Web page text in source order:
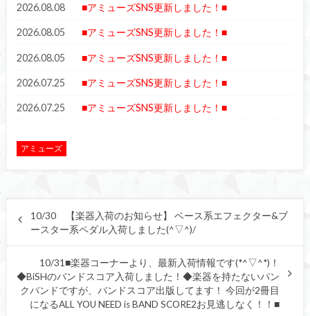
2026.08.08 ■アミューズSNS更新しました！■
2026.08.05 ■アミューズSNS更新しました！■
2026.08.05 ■アミューズSNS更新しました！■
2026.07.25 ■アミューズSNS更新しました！■
2026.07.25 ■アミューズSNS更新しました！■
アミューズ
10/30 【楽器入荷のお知らせ】 ベース系エフェクター&ブ
ースター系ペダル入荷しました(^▽^)/
10/31■楽器コーナーより、最新入荷情報です(*^▽^*)！
◆BiSHのバンドスコア入荷しました！◆楽器を持たないパン
クバンドですが、バンドスコア出版してます！ 今回が2冊目
になるALL YOU NEED is BAND SCORE2お見逃しなく！！■